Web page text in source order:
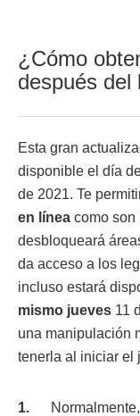
¿Cómo
después del
Esta gran
disponible el día
de 2021. Te
en línea como son
desbloqueará
da acceso a los
incluso estará
mismo jueves 11
una manipulación
tenerla al iniciar el